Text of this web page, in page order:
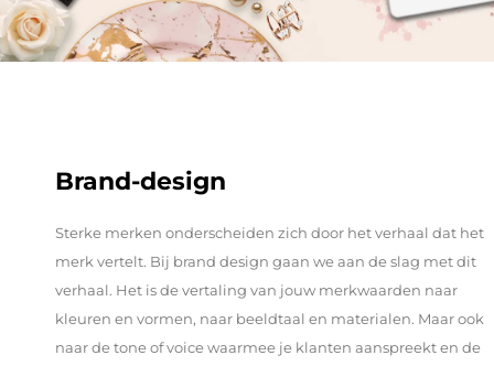
Brand-design
Sterke merken onderscheiden zich door het verhaal dat het
merk vertelt. Bij brand design gaan we aan de slag met dit
verhaal. Het is de vertaling van jouw merkwaarden naar
kleuren en vormen, naar beeldtaal en materialen. Maar ook
naar de tone of voice waarmee je klanten aanspreekt en de